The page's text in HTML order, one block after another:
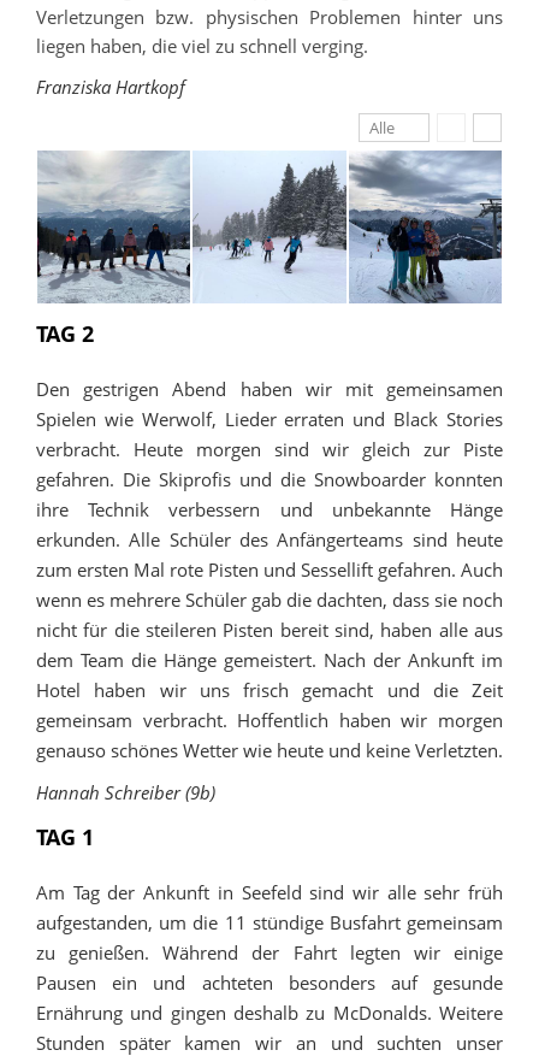
Verletzungen bzw. physischen Problemen hinter uns
liegen haben, die viel zu schnell verging.
Franziska Hartkopf
Alle
TAG 2
Den gestrigen Abend haben wir mit gemeinsamen
Spielen wie Werwolf, Lieder erraten und Black Stories
verbracht. Heute morgen sind wir gleich zur Piste
gefahren. Die Skiprofis und die Snowboarder konnten
ihre Technik verbessern und unbekannte Hänge
erkunden. Alle Schüler des Anfängerteams sind heute
zum ersten Mal rote Pisten und Sessellift gefahren. Auch
wenn es mehrere Schüler gab die dachten, dass sie noch
nicht für die steileren Pisten bereit sind, haben alle aus
dem Team die Hänge gemeistert. Nach der Ankunft im
Hotel haben wir uns frisch gemacht und die Zeit
gemeinsam verbracht. Hoffentlich haben wir morgen
genauso schönes Wetter wie heute und keine Verletzten.
Hannah Schreiber (9b)
TAG 1
Am Tag der Ankunft in Seefeld sind wir alle sehr früh
aufgestanden, um die 11 stündige Busfahrt gemeinsam
zu genießen. Während der Fahrt legten wir einige
Pausen ein und achteten besonders auf gesunde
Ernährung und gingen deshalb zu McDonalds. Weitere
Stunden später kamen wir an und suchten unser